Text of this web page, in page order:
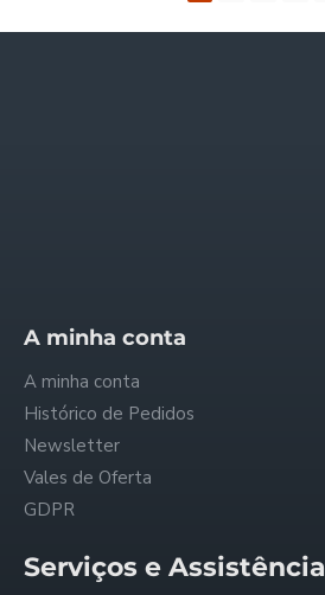
A minha conta
A minha conta
Histórico de Pedidos
Newsletter
Vales de Oferta
GDPR
Serviços e Assistência